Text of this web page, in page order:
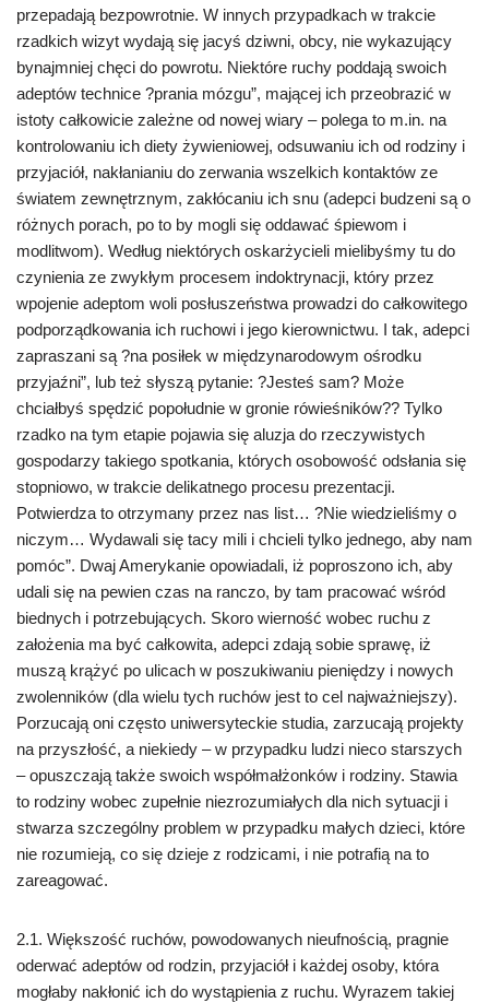
przepadają bezpowrotnie. W innych przypadkach w trakcie
rzadkich wizyt wydają się jacyś dziwni, obcy, nie wykazujący
bynajmniej chęci do powrotu. Niektóre ruchy poddają swoich
adeptów technice ?prania mózgu”, mającej ich przeobrazić w
istoty całkowicie zależne od nowej wiary – polega to m.in. na
kontrolowaniu ich diety żywieniowej, odsuwaniu ich od rodziny i
przyjaciół, nakłanianiu do zerwania wszelkich kontaktów ze
światem zewnętrznym, zakłócaniu ich snu (adepci budzeni są o
różnych porach, po to by mogli się oddawać śpiewom i
modlitwom). Według niektórych oskarżycieli mielibyśmy tu do
czynienia ze zwykłym procesem indoktrynacji, który przez
wpojenie adeptom woli posłuszeństwa prowadzi do całkowitego
podporządkowania ich ruchowi i jego kierownictwu. I tak, adepci
zapraszani są ?na posiłek w międzynarodowym ośrodku
przyjaźni”, lub też słyszą pytanie: ?Jesteś sam? Może
chciałbyś spędzić popołudnie w gronie rówieśników?? Tylko
rzadko na tym etapie pojawia się aluzja do rzeczywistych
gospodarzy takiego spotkania, których osobowość odsłania się
stopniowo, w trakcie delikatnego procesu prezentacji.
Potwierdza to otrzymany przez nas list… ?Nie wiedzieliśmy o
niczym… Wydawali się tacy mili i chcieli tylko jednego, aby nam
pomóc”. Dwaj Amerykanie opowiadali, iż poproszono ich, aby
udali się na pewien czas na ranczo, by tam pracować wśród
biednych i potrzebujących. Skoro wierność wobec ruchu z
założenia ma być całkowita, adepci zdają sobie sprawę, iż
muszą krążyć po ulicach w poszukiwaniu pieniędzy i nowych
zwolenników (dla wielu tych ruchów jest to cel najważniejszy).
Porzucają oni często uniwersyteckie studia, zarzucają projekty
na przyszłość, a niekiedy – w przypadku ludzi nieco starszych
– opuszczają także swoich współmałżonków i rodziny. Stawia
to rodziny wobec zupełnie niezrozumiałych dla nich sytuacji i
stwarza szczególny problem w przypadku małych dzieci, które
nie rozumieją, co się dzieje z rodzicami, i nie potrafią na to
zareagować.
2.1. Większość ruchów, powodowanych nieufnością, pragnie
oderwać adeptów od rodzin, przyjaciół i każdej osoby, która
mogłaby nakłonić ich do wystąpienia z ruchu. Wyrazem takiej